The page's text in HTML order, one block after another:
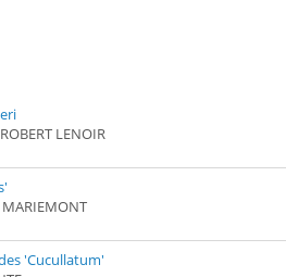
LENOIR
'Cucullatum'